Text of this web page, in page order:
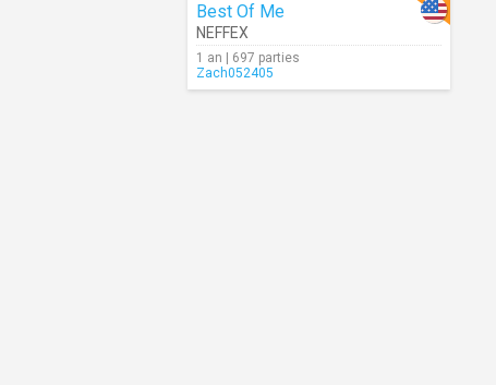
Best Of Me
NEFFEX
1 an | 697 parties
Zach052405